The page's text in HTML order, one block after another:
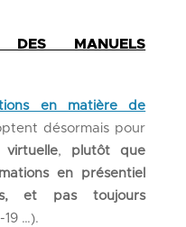
DES MANUELS
en matière de
désormais pour
virtuelle, plutôt que
en présentiel
et pas toujours
…).